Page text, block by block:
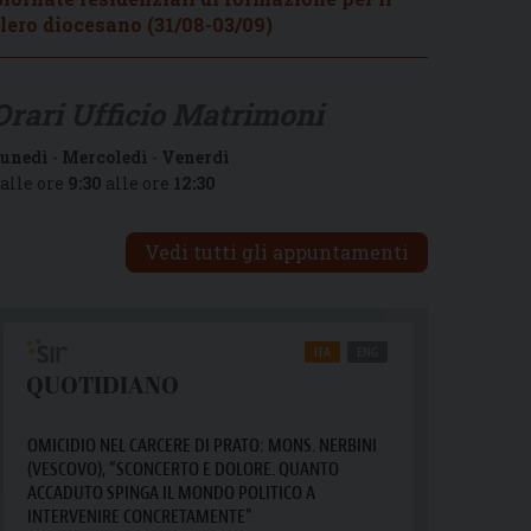
diocesano (31/08-03/09)
- Mercoledì - Venerdì
ore 9:30 alle ore 12:30
Vedi tutti gli appuntamenti